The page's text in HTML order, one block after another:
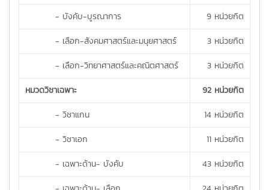
- บังคับ-บูรณาการ
9 หน่วยกิต
- เลือก-สังคมศาสตร์และมนุยศาสตร์
3 หน่วยกิต
- เลือก-วิทยาศาสตร์และคณิตศาสตร์
3 หน่วยกิต
หมวดวิชาเฉพาะ
92 หน่วยกิต
- วิชาแกน
14 หน่วยกิต
- วิชาเอก
11 หน่วยกิต
- เฉพาะด้าน- บังคับ
43 หน่วยกิต